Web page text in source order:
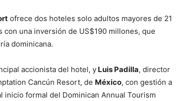
ofrece dos hoteles solo adultos mayores de 21
una inversión de US$190 millones, que
dominicana.
accionista del hotel, y Luis Padilla, director
Cancún Resort, de México, con gestión a
inicio formal del Dominican Annual Tourism